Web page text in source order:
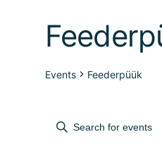
Events Feederpüük
Events
Events
Enter